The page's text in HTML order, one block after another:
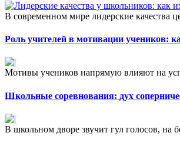
В современном мире лидерские качества
Роль учителей в мотивации учеников:
Мотивы учеников напрямую влияют на
Школьные соревнования: дух
В школьном дворе звучит гул голосов, на